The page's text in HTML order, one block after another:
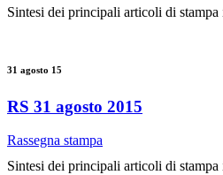
Sintesi dei principali articoli di
31 agosto 15
RS 31 agosto 2015
Rassegna stampa
Sintesi dei principali articoli di